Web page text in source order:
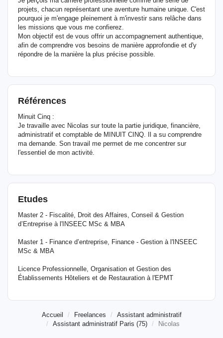
projets, chacun représentant une aventure humaine unique. C'est
pourquoi je m'engage pleinement à m'investir sans relâche dans
les missions que vous me confierez.
Mon objectif est de vous offrir un accompagnement authentique,
afin de comprendre vos besoins de manière approfondie et d'y
répondre de la manière la plus précise possible.
Références
Minuit Cinq :
Je travaille avec Nicolas sur toute la partie juridique, financière,
administratif et comptable de MINUIT CINQ. Il a su comprendre
ma demande. Son travail me permet de me concentrer sur
l'essentiel de mon activité.
Etudes
Master 2 - Fiscalité, Droit des Affaires, Conseil & Gestion
d’Entreprise à l'INSEEC MSc & MBA
Master 1 - Finance d’entreprise, Finance - Gestion à l'INSEEC
MSc & MBA
Licence Professionnelle, Organisation et Gestion des
Établissements Hôteliers et de Restauration à l'EPMT
Accueil Freelances
Assistant administratif
Assistant administratif Paris (75)
Nicolas